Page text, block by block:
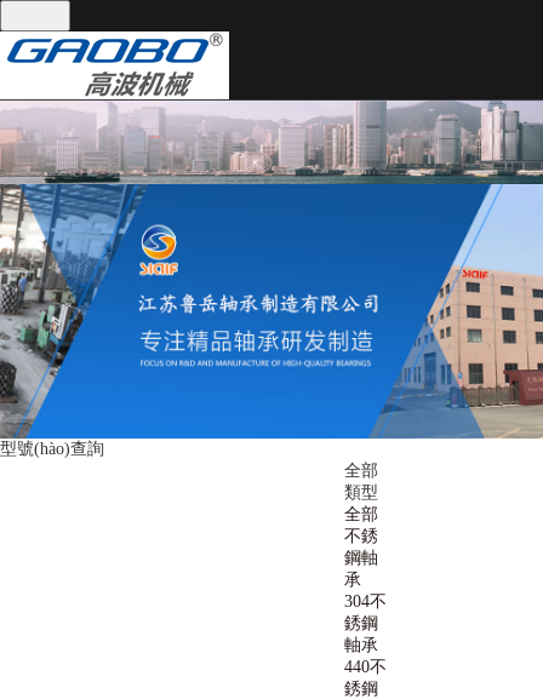
全國統(tǒng)一服務(wù)熱線：
13395101668
網(wǎng)站首頁
關(guān)于我們
產(chǎn)品中心
產(chǎn)品中心
公司實(shí)景 軸承分類 技術(shù)支持
技術(shù)支持
新聞資訊
型號(hào)查詢
全部
類型
全部
不銹
鋼軸
承
304不
銹鋼
軸承
440不
銹鋼